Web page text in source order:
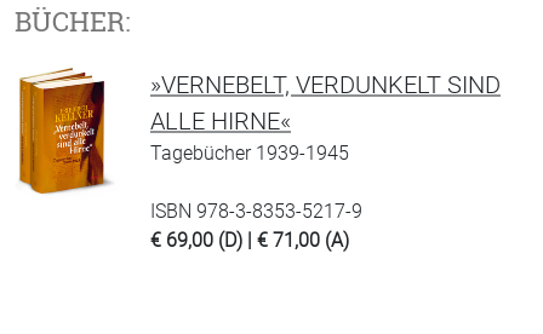
BÜCHER:
»VERNEBELT, VERDUNKELT SIND
ALLE HIRNE«
Tagebücher 1939-1945
ISBN 978-3-8353-5217-9
€ 69,00 (D) | € 71,00 (A)